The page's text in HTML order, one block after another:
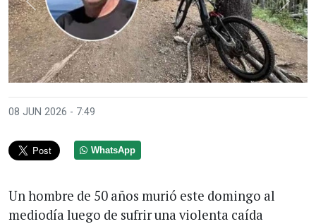
Anterior
08 JUN 2026 - 7:49
WhatsApp
Un hombre de 50 años murió este domingo al
mediodía luego de sufrir una violenta caída